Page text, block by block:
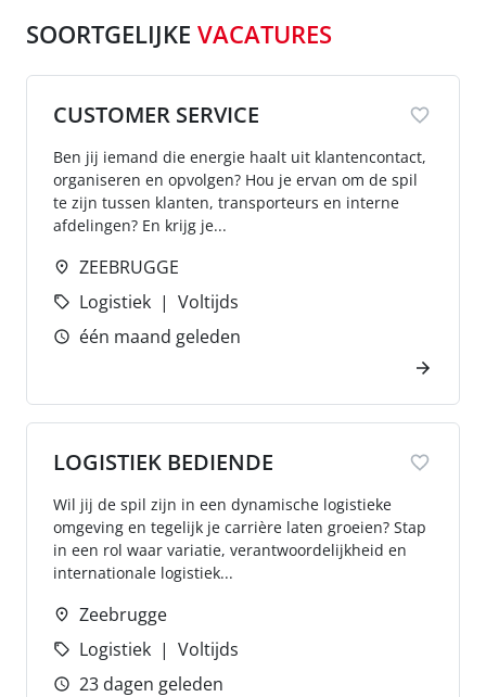
SOORTGELIJKE VACATURES
CUSTOMER SERVICE
Ben jij iemand die energie haalt uit klantencontact,
organiseren en opvolgen? Hou je ervan om de spil
te zijn tussen klanten, transporteurs en interne
afdelingen? En krijg je...
ZEEBRUGGE
Logistiek
Voltijds
één maand geleden
LOGISTIEK BEDIENDE
Wil jij de spil zijn in een dynamische logistieke
omgeving en tegelijk je carrière laten groeien? Stap
in een rol waar variatie, verantwoordelijkheid en
internationale logistiek...
Zeebrugge
Logistiek
Voltijds
23 dagen geleden